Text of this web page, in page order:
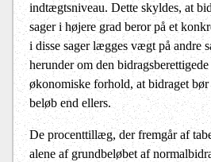
indtægtsniveau. Dette skyldes, at
sager i højere grad beror på et
i disse sager lægges vægt på andre
herunder om den
økonomiske forhold, at bidraget
beløb end ellers.
De procenttillæg, der fremgår af
alene af grundbeløbet af